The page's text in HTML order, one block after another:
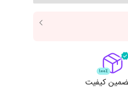
کیفیت